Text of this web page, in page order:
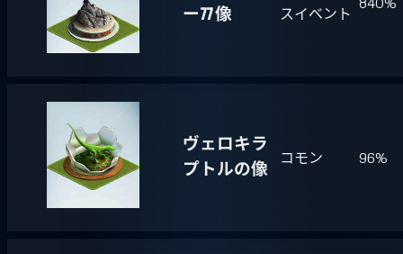
ー77 像
スイベント
ヴェロキラ
プトルの像
コモン 96%